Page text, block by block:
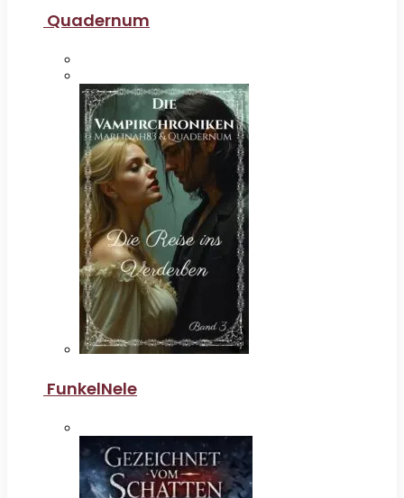
Quadernum
FunkelNele